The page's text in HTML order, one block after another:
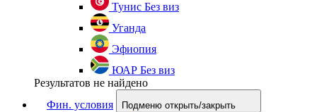
Тунис Без виз
Уганда
Эфиопия
ЮАР Без виз
Результатов не найдено
Фин. условия
Подменю открыть/закрыть